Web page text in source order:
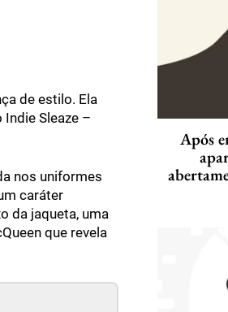
de estilo. Ela
Sleaze –
nos uniformes
caráter
da jaqueta, uma
que revela
Após